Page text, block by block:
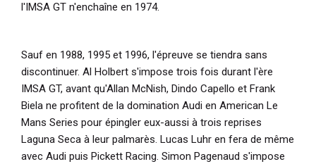
l'IMSA GT n'enchaîne en 1974.
Sauf en 1988, 1995 et 1996, l'épreuve se tiendra sans
discontinuer. Al Holbert s'impose trois fois durant l'ère
IMSA GT, avant qu'Allan McNish, Dindo Capello et Frank
Biela ne profitent de la domination Audi en American Le
Mans Series pour épingler eux-aussi à trois reprises
Laguna Seca à leur palmarès. Lucas Luhr en fera de même
avec Audi puis Pickett Racing. Simon Pagenaud s'impose